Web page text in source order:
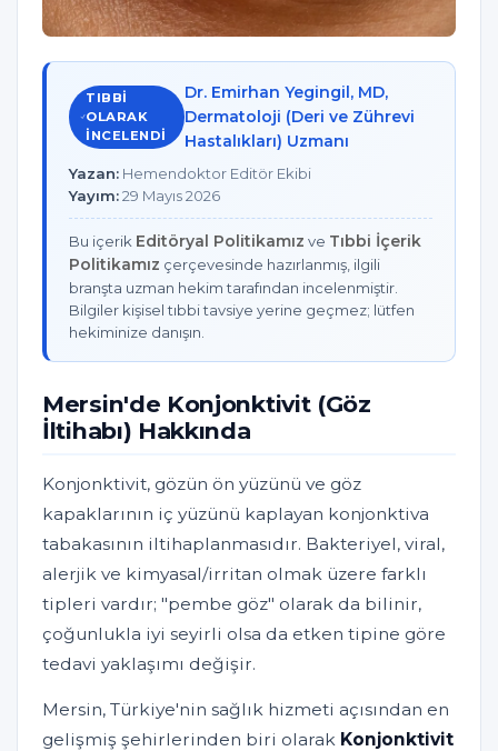
TIBBI
OLARAK
INCELENDI
Dr. Emirhan Yegingil, MD,
Dermatoloji (Deri ve Zührevi
Hastalıkları) Uzmanı
Yazan: Hemendoktor Editör Ekibi
Yayım:29 Mayıs 2026
Bu içerik Editöryal Politikamız ve Tıbbi İçerik
Politikamız çerçevesinde hazırlanmış, ilgili
branşta uzman hekim tarafından incelenmiştir.
Bilgiler kişisel tıbbi tavsiye yerine geçmez; lütfen
hekiminize danışın.
Mersin'de Konjonktivit (Göz
İltihabı) Hakkında
Konjonktivit, gözün ön yüzünü ve göz
kapaklarının iç yüzünü kaplayan konjonktiva
tabakasının iltihaplanmasıdır. Bakteriyel, viral,
alerjik ve kimyasal/irritan olmak üzere farklı
tipleri vardır; "pembe göz" olarak da bilinir,
çoğunlukla iyi seyirli olsa da etken tipine göre
tedavi yaklaşımı değişir.
Mersin, Türkiye'nin sağlık hizmeti açısından en
gelişmiş şehirlerinden biri olarak Konjonktivit